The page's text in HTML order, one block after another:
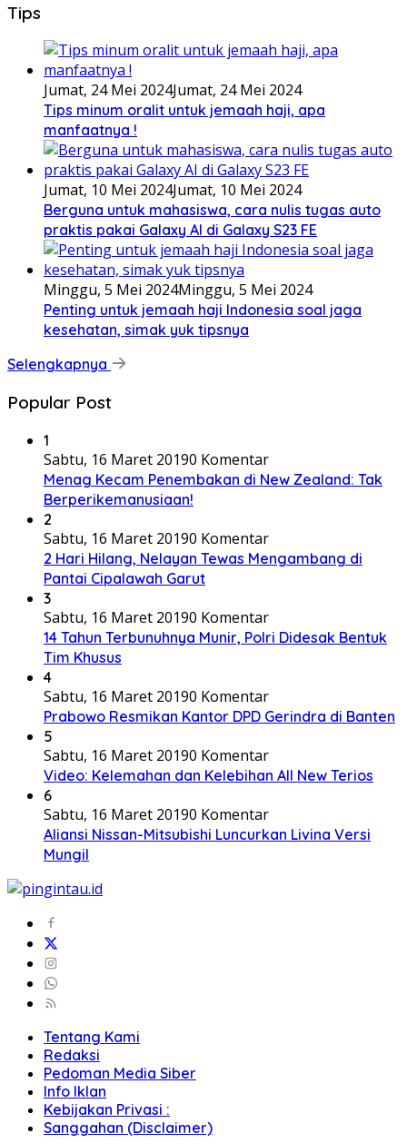
Tips
Jumat, 24 Mei 2024Jumat, 24 Mei 2024
Tips minum oralit untuk jemaah haji, apa
manfaatnya !
Jumat, 10 Mei 2024Jumat, 10 Mei 2024
Berguna untuk mahasiswa, cara nulis tugas auto
praktis pakai Galaxy AI di Galaxy S23 FE
Minggu, 5 Mei 2024Minggu, 5 Mei 2024
Penting untuk jemaah haji Indonesia soal jaga
kesehatan, simak yuk tipsnya
Selengkapnya
Popular Post
1
Sabtu, 16 Maret 20190 Komentar
Menag Kecam Penembakan di New Zealand: Tak
Berperikemanusiaan!
2
Sabtu, 16 Maret 20190 Komentar
2 Hari Hilang, Nelayan Tewas Mengambang di
Pantai Cipalawah Garut
3
Sabtu, 16 Maret 20190 Komentar
14 Tahun Terbunuhnya Munir, Polri Didesak Bentuk
Tim Khusus
4
Sabtu, 16 Maret 20190 Komentar
Prabowo Resmikan Kantor DPD Gerindra di Banten
5
Sabtu, 16 Maret 20190 Komentar
Video: Kelemahan dan Kelebihan All New Terios
6
Sabtu, 16 Maret 20190 Komentar
Aliansi Nissan-Mitsubishi Luncurkan Livina Versi
Mungil
Tentang Kami
Redaksi
Pedoman Media Siber
Info Iklan
Kebijakan Privasi :
Sanggahan (Disclaimer)